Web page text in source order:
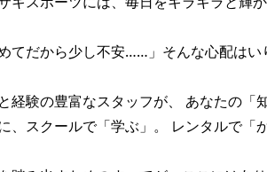
めてだから少し不安……」そんな心配はい
経験の豊富なスタッフが、 あなたの「
、スクールで「学ぶ」。 レンタルで「